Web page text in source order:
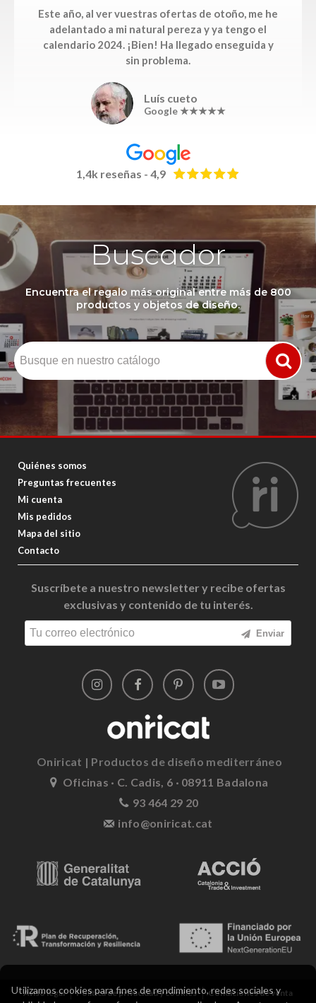
Este año, al ver vuestras ofertas de otoño, me he
adelantado a mi natural pereza y ya tengo el
calendario 2024. ¡Bien! Ha llegado enseguida y
sin problema.
Luís cueto
Google ★★★★★
1,4k reseñas - 4,9
Buscador
Encuentra el regalo más original entre más de 800
productos y objetos de diseño.
Quiénes somos
Preguntas frecuentes
Mi cuenta
Mis pedidos
Mapa del sitio
Contacto
Suscríbete a nuestro newsletter y recibe ofertas
exclusivas y contenido de tu interés.
Enviar
Oniricat | Productos de diseño mediterráneo
Oficinas · C. Cadis, 6 · 08911 Badalona
93 464 29 20
info@oniricat.cat
Aviso legal Política de privacidad y cookies Condiciones de venta
Utilizamos cookies para fines de rendimiento, redes sociales y